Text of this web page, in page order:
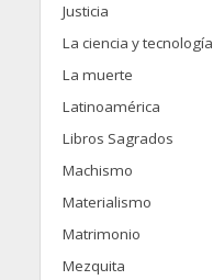
Justicia
La ciencia y tecnología
La muerte
Latinoamérica
Libros Sagrados
Machismo
Materialismo
Matrimonio
Mezquita